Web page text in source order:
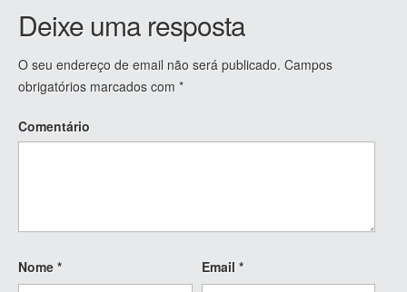
Deixe uma resposta
O seu endereço de email não será publicado. Campos
obrigatórios marcados com *
Comentário
Nome * Email *